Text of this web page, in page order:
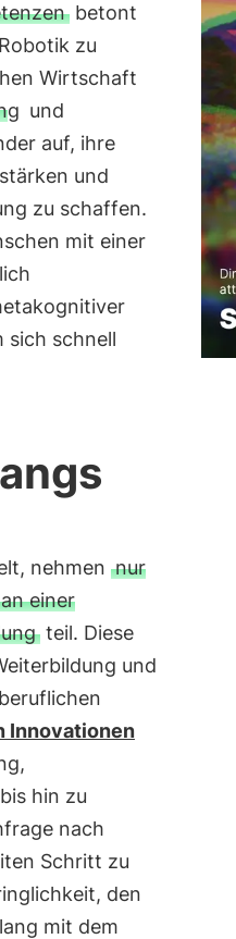
betont
zu
Wirtschaft
und
auf, ihre
und
zu schaffen.
mit einer
sich schnell
nehmen nur
einer
teil. Diese
und
Innovationen
hin zu
nach
Schritt zu
den
mit dem